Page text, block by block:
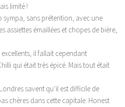
limité !
sympa, sans prétention, avec une
assiettes émaillées et chopes de bière,
il fallait cependant
qui était très épicé. Mais tout était
savent qu’il est difficile de
chères dans cette capitale. Honest